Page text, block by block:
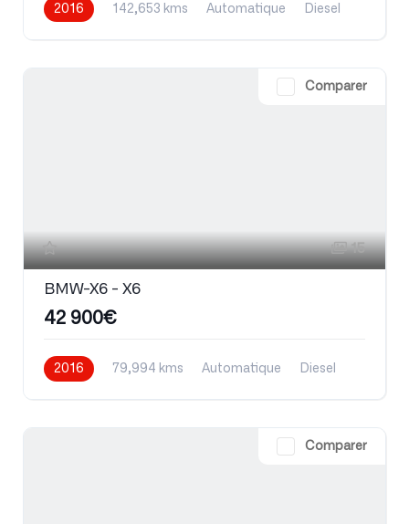
2016 142,653 kms Automatique Diesel
Comparer
15
BMW-X6 - X6
42 900€
2016 79,994 kms Automatique Diesel
Comparer